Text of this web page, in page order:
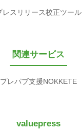
レスリリース校正ツール
関連サービス
プレパブ支援NOKKETE
valuepress